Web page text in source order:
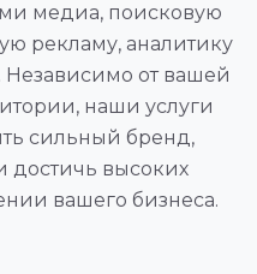
медиа, поисковую
рекламу, аналитику
от вашей
наши услуги
сильный бренд,
достичь высоких
вашего бизнеса.